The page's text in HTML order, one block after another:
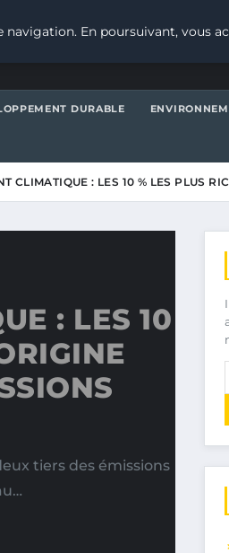
DURABLE
CLIMATIQUE : LES 10 % LES PLUS
: LES 10
tiers des émissions
En poursuivant, vous